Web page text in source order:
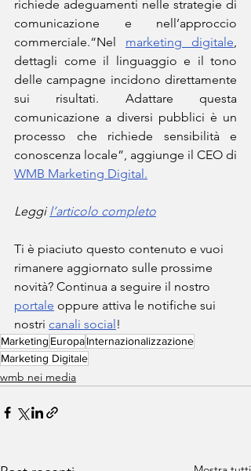
richiede adeguamenti nelle strategie di
comunicazione e nell’approccio
commerciale.“Nel marketing digitale,
dettagli come il linguaggio e il tono
delle campagne incidono direttamente
sui risultati. Adattare questa
comunicazione a diversi pubblici è un
processo che richiede sensibilità e
WMB Marketing Digital.
Leggi l’articolo completo
Ti è piaciuto questo contenuto e vuoi
rimanere aggiornato sulle prossime
novità? Continua a seguire il nostro
portale oppure attiva le notifiche sui
nostri canali social !
Marketing EuropaInternazionalizzazione
Marketing Digitale
wmb nei media